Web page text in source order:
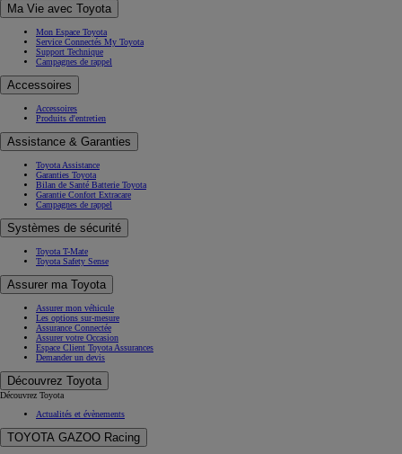
Ma Vie avec Toyota
Mon Espace Toyota
Service Connectés My Toyota
Support Technique
Campagnes de rappel
Accessoires
Accessoires
Produits d'entretien
Assistance & Garanties
Toyota Assistance
Garanties Toyota
Bilan de Santé Batterie Toyota
Garantie Confort Extracare
Campagnes de rappel
Systèmes de sécurité
Toyota T-Mate
Toyota Safety Sense
Assurer ma Toyota
Assurer mon véhicule
Les options sur-mesure
Assurance Connectée
Assurer votre Occasion
Espace Client Toyota Assurances
Demander un devis
Découvrez Toyota
Découvrez Toyota
Actualités et évènements
TOYOTA GAZOO Racing